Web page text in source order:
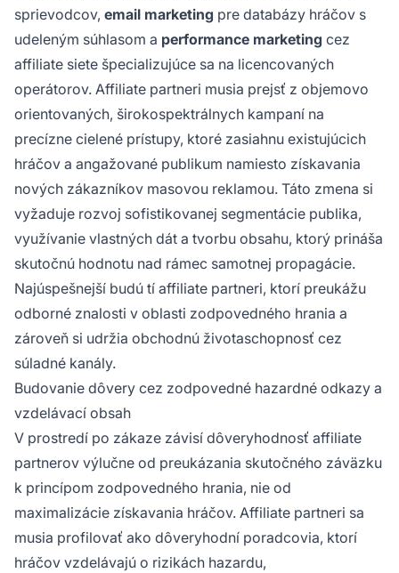
sprievodcov, email marketing pre databázy hráčov s
udeleným súhlasom a performance marketing cez
affiliate siete špecializujúce sa na licencovaných
operátorov. Affiliate partneri musia prejsť z objemovo
orientovaných, širokospektrálnych kampaní na
precízne cielené prístupy, ktoré zasiahnu existujúcich
hráčov a angažované publikum namiesto získavania
nových zákazníkov masovou reklamou. Táto zmena si
vyžaduje rozvoj sofistikovanej segmentácie publika,
využívanie vlastných dát a tvorbu obsahu, ktorý prináša
skutočnú hodnotu nad rámec samotnej propagácie.
Najúspešnejší budú tí affiliate partneri, ktorí preukážu
odborné znalosti v oblasti zodpovedného hrania a
zároveň si udržia obchodnú životaschopnosť cez
súladné kanály.
Budovanie dôvery cez zodpovedné hazardné odkazy a
vzdelávací obsah
V prostredí po zákaze závisí dôveryhodnosť affiliate
partnerov výlučne od preukázania skutočného záväzku
k princípom zodpovedného hrania, nie od
maximalizácie získavania hráčov. Affiliate partneri sa
musia profilovať ako dôveryhodní poradcovia, ktorí
hráčov vzdelávajú o rizikách hazardu,